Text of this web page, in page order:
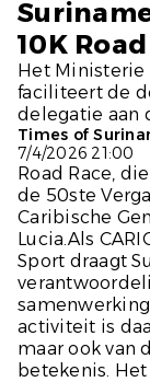
10K
Het Ministerie
faciliteert de
delegatie aan
Times of
7/4/2026 21:00
Road Race,
de 50ste
Caribische
Lucia.Als
Sport draagt
activiteit is
maar ook van
betekenis.